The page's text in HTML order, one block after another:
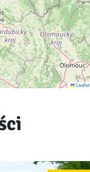
Leaflet